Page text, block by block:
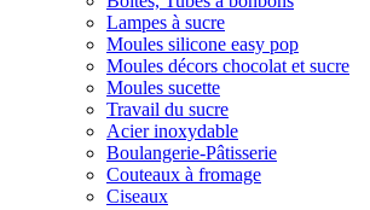
Lampes à sucre
Moules silicone easy pop
Moules décors chocolat et sucre
Moules sucette
Travail du sucre
Acier inoxydable
Boulangerie-Pâtisserie
Couteaux à fromage
Ciseaux